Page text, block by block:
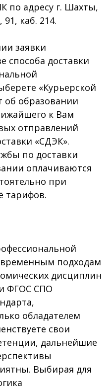
по адресу г. Шахты,
каб. 214.
заявки
способа доставки
«Курьерской
об образовании
к Вам
отправлений
«СДЭК».
по доставки
оплачиваются
при
тарифов.
подходам
дисциплин
ФГОС СПО
обладателем
свои
дальнейшие
Выбирая для